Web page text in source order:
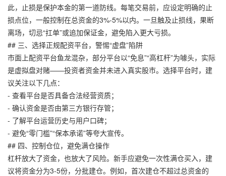
此，止损是保护本金的第一道防线。每笔交易前，应设定明确的止
损点位，一般控制在总资金的3%-5%以内。一旦触及止损线，果断
离场，切忌“扛单”或追加保证金，避免陷入更大亏损。
## 三、选择正规配资平台，警惕“虚盘”陷阱
市面上配资平台鱼龙混杂，部分平台以“免息”“高杠杆”为噱头，实际
是虚拟盘对赌——投资者资金并未进入真实股市。选择平台时，建
议关注以下几点：
- 查看平台是否具备合法经营资质；
- 确认资金是否由第三方银行存管；
- 了解平台运营历史与用户口碑；
- 避免“零门槛”“保本承诺”等夸大宣传。
## 四、控制仓位，避免满仓操作
杠杆放大了资金，也放大了风险。新手应避免一次性满仓买入，建
议将资金分为3-5份，分批建仓。例如，首次建仓不超过总资金的